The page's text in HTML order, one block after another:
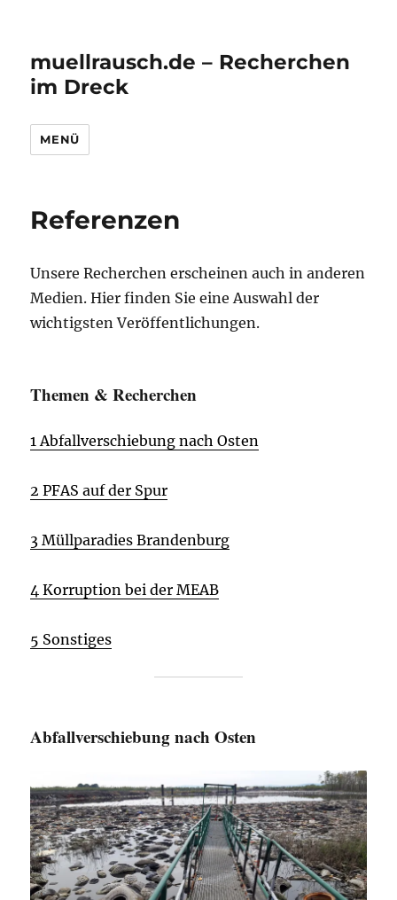
muellrausch.de – Recherchen
im Dreck
MENÜ
Referenzen
Unsere Recherchen erscheinen auch in anderen
Medien. Hier finden Sie eine Auswahl der
wichtigsten Veröffentlichungen.
Themen & Recherchen
1 Abfallverschiebung nach Osten
2 PFAS auf der Spur
3 Müllparadies Brandenburg
4 Korruption bei der MEAB
5 Sonstiges
Abfallverschiebung nach Osten